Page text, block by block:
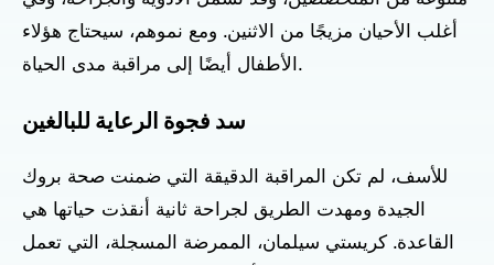
أغلب الأحيان مزيجًا من الاثنين. ومع نموهم، سيحتاج هؤلاء
الأطفال أيضًا إلى مراقبة مدى الحياة.
للأسف، لم تكن المراقبة الدقيقة التي ضمنت صحة بروك
الجيدة ومهدت الطريق لجراحة ثانية أنقذت حياتها هي
القاعدة. كريستي سيلمان، الممرضة المسجلة، التي تعمل